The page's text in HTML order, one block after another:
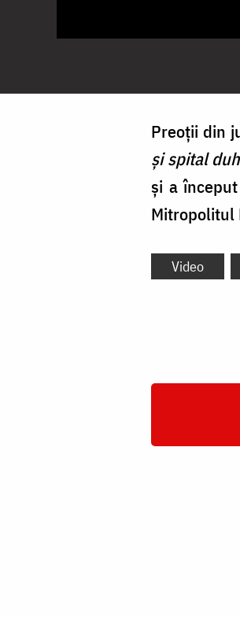
Preoții din
și spital
și a
Mitropolitul
Video